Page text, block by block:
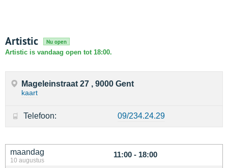
Artistic Nu open
Artistic is vandaag open tot 18:00.
maandag
10 augustus
11:00 - 18:00
Mageleinstraat 27 , 9000 Gent
kaart
Telefoon: 09/234.24.29